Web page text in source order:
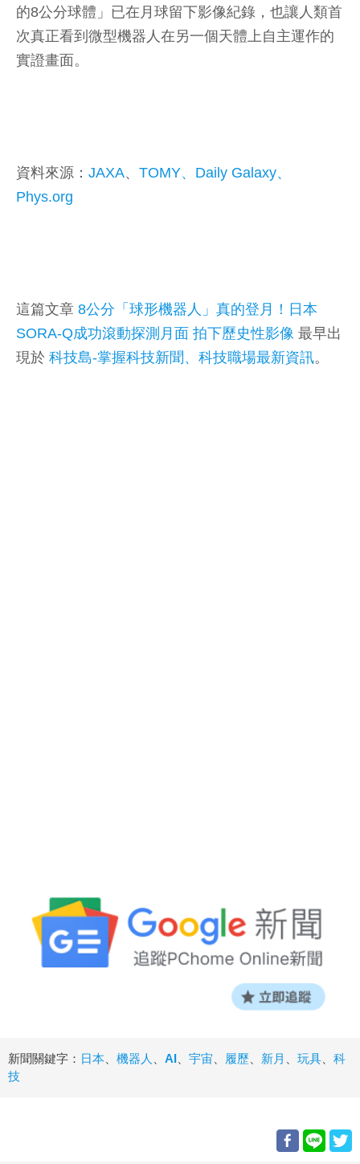
的8公分球體」已在月球留下影像紀錄，也讓人類首
次真正看到微型機器人在另一個天體上自主運作的
實證畫面。
資料來源： JAXA、 TOMY、 Daily Galaxy、
Phys.org
這篇文章 8公分「球形機器人」真的登月！日本
SORA-Q成功滾動探測月面 拍下歷史性影像 最早出
現於 科技島-掌握科技新聞、科技職場最新資訊。
新聞關鍵字： 日本、 機器人 、 AI 、 宇宙、 履歷、 新月 、 玩具、 科
技